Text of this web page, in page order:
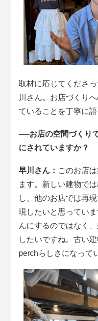
取材に応じてくださ
川さん。お店づくり
ていることを丁寧に
──お店の空間づくり
にされていますか？
早川さん： このお店
ます。新しい建物で
し、他のお店では再
現したいと思ってい
んにするのではなく
したいですね。古い
perchらしさになって